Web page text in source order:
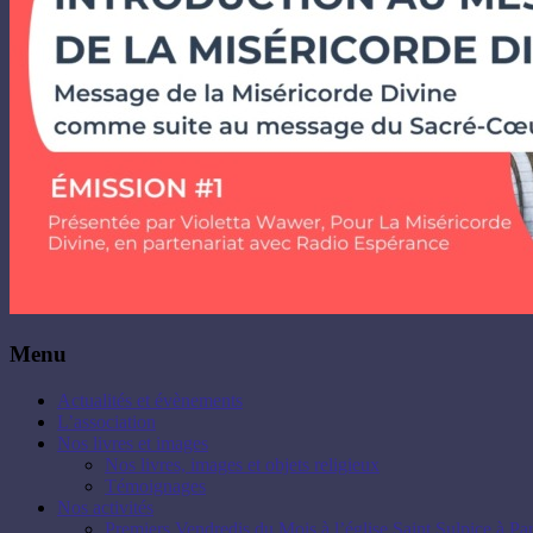
Menu
Actualités et évènements
L’association
Nos livres et images
Nos livres, images et objets religieux
Témoignages
Nos activités
Premiers Vendredis du Mois à l’église Saint Sulpice à